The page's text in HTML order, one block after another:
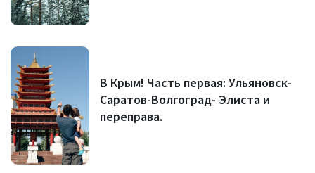
В Крым! Часть первая: Ульяновск-
Саратов-Волгоград- Элиста и
переправа.